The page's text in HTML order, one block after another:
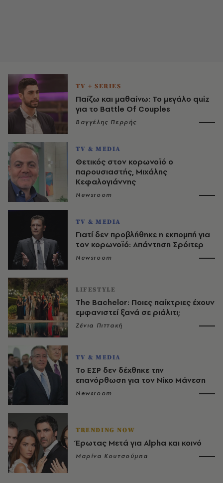
TV + SERIES
Παίζω και μαθαίνω: Το μεγάλο quiz
για το Battle Of Couples
Βαγγέλης Περρής
TV & MEDIA
Θετικός στον κορωνοϊό ο
παρουσιαστής, Μιχάλης
Κεφαλογιάννης
Newsroom
TV & MEDIA
Γιατί δεν προβλήθηκε η εκπομπή για
τον κορωνοϊό: Απάντηση Σρόιτερ
Newsroom
LIFESTYLE
The Bachelor: Ποιες παίκτριες έχουν
εμφανιστεί ξανά σε ριάλιτι;
Ζένια Πιττακή
TV & MEDIA
Το ΕΣΡ δεν δέχθηκε την
επανόρθωση για τον Νίκο Μάνεση
Newsroom
TRENDING NOW
Έρωτας Μετά για Alpha και κοινό
Μαρίνα Κουτσούμπα